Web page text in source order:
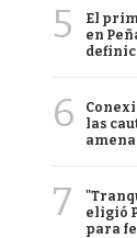
5
El
en
6
las
7
eligió
para